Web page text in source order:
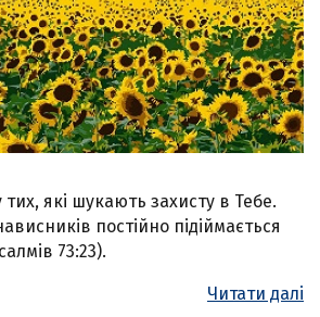
які шукають захисту в Тебе.
постійно підіймається
73:23).
Читати далі